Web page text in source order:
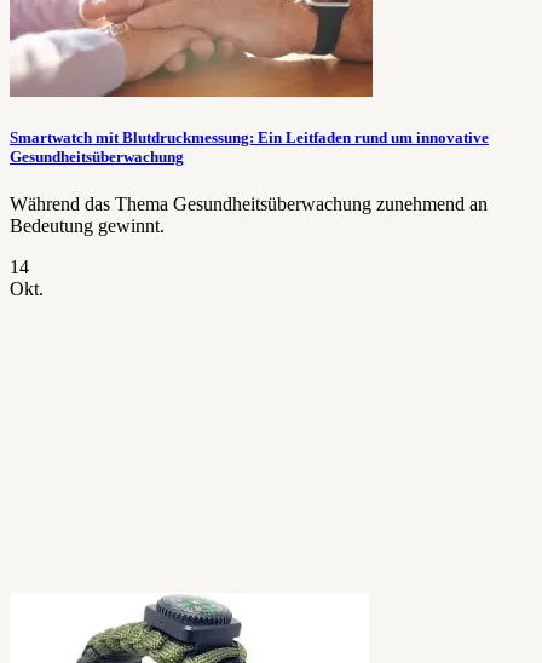
Smartwatch mit Blutdruckmessung: Ein Leitfaden rund um innovative
Gesundheitsüberwachung
Während das Thema Gesundheitsüberwachung zunehmend an
Bedeutung gewinnt.
14
Okt.